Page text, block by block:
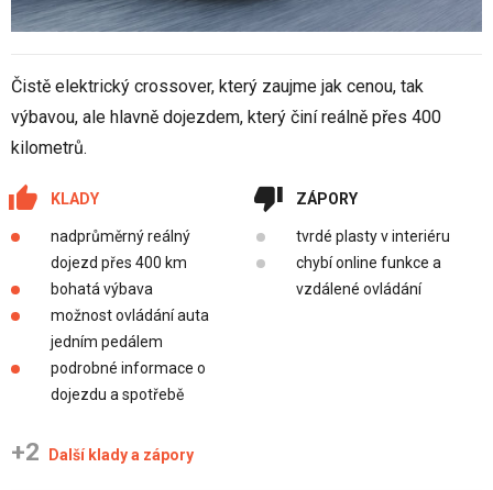
Čistě elektrický crossover, který zaujme jak cenou, tak
výbavou, ale hlavně dojezdem, který činí reálně přes 400
kilometrů.
KLADY
nadprůměrný reálný
dojezd přes 400 km
bohatá výbava
možnost ovládání auta
jedním pedálem
podrobné informace o
dojezdu a spotřebě
ZÁPORY
tvrdé plasty v interiéru
chybí online funkce a
vzdálené ovládání
+2 Další klady a zápory